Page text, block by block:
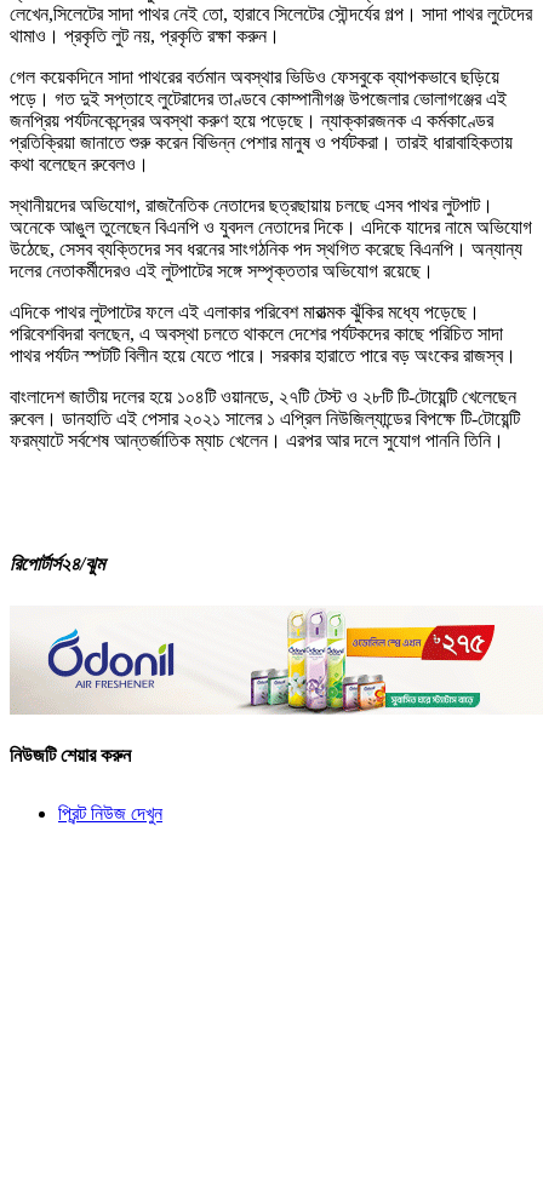
লেখেন,সিলেটের সাদা পাথর নেই তো, হারাবে সিলেটের সৌন্দর্যের গল্প। সাদা পাথর লুটেদের
থামাও। প্রকৃতি লুট নয়, প্রকৃতি রক্ষা করুন।
গেল কয়েকদিনে সাদা পাথরের বর্তমান অবস্থার ভিডিও ফেসবুকে ব্যাপকভাবে ছড়িয়ে
পড়ে। গত দুই সপ্তাহে লুটেরাদের তাণ্ডবে কোম্পানীগঞ্জ উপজেলার ভোলাগঞ্জের এই
জনপ্রিয় পর্যটনকেন্দ্রের অবস্থা করুণ হয়ে পড়েছে। ন্যাক্কারজনক এ কর্মকাণ্ডের
প্রতিক্রিয়া জানাতে শুরু করেন বিভিন্ন পেশার মানুষ ও পর্যটকরা। তারই ধারাবাহিকতায়
কথা বলেছেন রুবেলও।
স্থানীয়দের অভিযোগ, রাজনৈতিক নেতাদের ছত্রছায়ায় চলছে এসব পাথর লুটপাট।
অনেকে আঙুল তুলেছেন বিএনপি ও যুবদল নেতাদের দিকে। এদিকে যাদের নামে অভিযোগ
উঠেছে, সেসব ব্যক্তিদের সব ধরনের সাংগঠনিক পদ স্থগিত করেছে বিএনপি। অন্যান্য
দলের নেতাকর্মীদেরও এই লুটপাটের সঙ্গে সম্পৃক্ততার অভিযোগ রয়েছে।
এদিকে পাথর লুটপাটের ফলে এই এলাকার পরিবেশ মারাত্মক ঝুঁকির মধ্যে পড়েছে।
পরিবেশবিদরা বলছেন, এ অবস্থা চলতে থাকলে দেশের পর্যটকদের কাছে পরিচিত সাদা
পাথর পর্যটন স্পটটি বিলীন হয়ে যেতে পারে। সরকার হারাতে পারে বড় অংকের রাজস্ব।
বাংলাদেশ জাতীয় দলের হয়ে ১০৪টি ওয়ানডে, ২৭টি টেস্ট ও ২৮টি টি-টোয়েন্টি খেলেছেন
রুবেল। ডানহাতি এই পেসার ২০২১ সালের ১ এপ্রিল নিউজিল্যান্ডের বিপক্ষে টি-টোয়েন্টি
ফরম্যাটে সর্বশেষ আন্তর্জাতিক ম্যাচ খেলেন। এরপর আর দলে সুযোগ পাননি তিনি।
রিপোর্টার্স২৪/ঝুম
নিউজটি শেয়ার করুন
প্রিন্ট নিউজ দেখুন